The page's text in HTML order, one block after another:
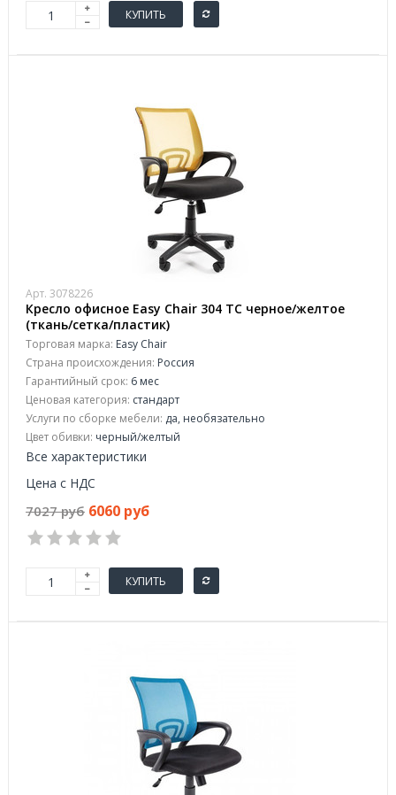
КУПИТЬ
Арт. 3078226
Кресло офисное Easy Chair 304 TC черное/желтое
(ткань/сетка/пластик)
Торговая марка: Easy Chair
Страна происхождения: Россия
Гарантийный срок: 6 мес
Ценовая категория: стандарт
Услуги по сборке мебели: да, необязательно
Цвет обивки: черный/желтый
Все характеристики
Цена с НДС
7027 руб 6060 руб
КУПИТЬ